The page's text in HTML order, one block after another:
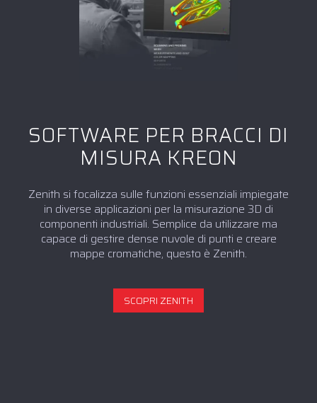
SOFTWARE PER BRACCI DI
MISURA KREON
Zenith si focalizza sulle funzioni essenziali impiegate
in diverse applicazioni per la misurazione 3D di
componenti industriali. Semplice da utilizzare ma
capace di gestire dense nuvole di punti e creare
mappe cromatiche, questo è Zenith.
SCOPRI ZENITH